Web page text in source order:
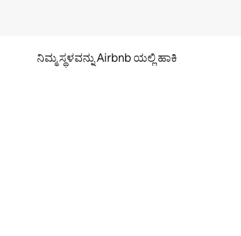
ನಿಮ್ಮ ಸ್ಥಳವನ್ನು Airbnb ಯಲ್ಲಿ ಹಾಕಿ